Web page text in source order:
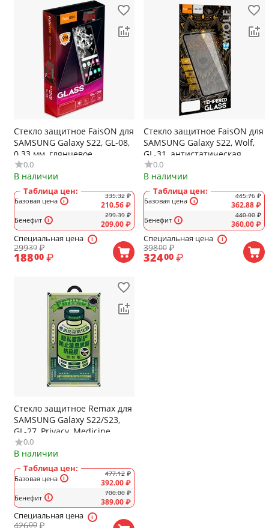
Стекло защитное FaisON для
SAMSUNG Galaxy S22, GL-08,
0.33 мм, глянцевое
0.0
В наличии
Таблица цен:
Базовая цена
Бенефит
335.32 ₽
210.56₽
299.39 ₽
209.00₽
Специальная цена
29939 ₽
18800 ₽
Стекло защитное FaisON для
SAMSUNG Galaxy S22, Wolf,
GL-31, антистатическая
функция, цвет: чёрный
0.0
В наличии
Таблица цен:
Базовая цена
Бенефит
445.76 ₽
362.88₽
440.00 ₽
360.00₽
Специальная цена
39800₽
32400 ₽
Стекло защитное Remax для
SAMSUNG Galaxy S22/S23,
GL-27, Privacy, Medicine
Glass, (6.1), цвет:
прозрачный
0.0
В наличии
Таблица цен:
Базовая цена
Бенефит
477.12 ₽
392.00₽
700.00 ₽
389.00₽
Специальная цена
42600 ₽